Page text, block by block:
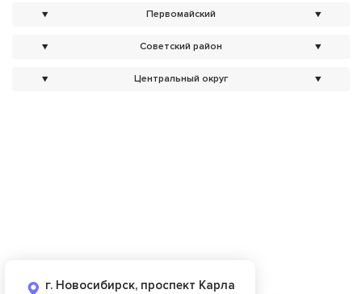
▼ Первомайский ▼
▼ Советский район ▼
▼ Центральный округ ▼
г. Новосибирск, проспект Карла